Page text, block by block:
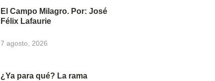
El Campo Milagro. Por: José
Félix Lafaurie
7 agosto, 2026
¿Ya para qué? La rama